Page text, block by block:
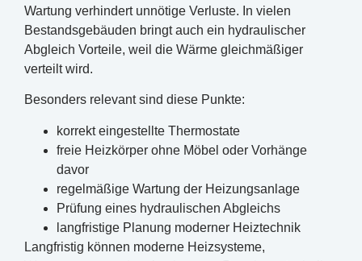
Wartung verhindert unnötige Verluste. In vielen
Bestandsgebäuden bringt auch ein hydraulischer
Abgleich Vorteile, weil die Wärme gleichmäßiger
verteilt wird.
Besonders relevant sind diese Punkte:
korrekt eingestellte Thermostate
freie Heizkörper ohne Möbel oder Vorhänge
davor
regelmäßige Wartung der Heizungsanlage
Prüfung eines hydraulischen Abgleichs
langfristige Planung moderner Heiztechnik
Langfristig können moderne Heizsysteme,